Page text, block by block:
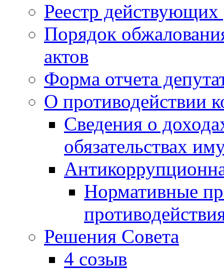
Реестр
Порядок
актов
Форма отчета
О противодействии
Сведения о
обязательствах
Нормативные
Решения Совета
4 созыв